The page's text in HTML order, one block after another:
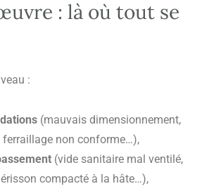
: là où tout se
:
(mauvais dimensionnement,
ferraillage non conforme…),
(vide sanitaire mal ventilé,
compacté à la hâte…),